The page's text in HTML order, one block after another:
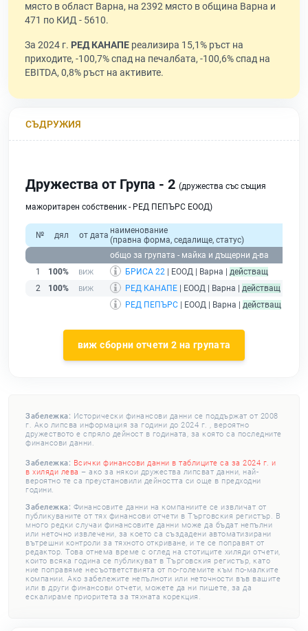
място в област Варна, на 2392 място в община Варна и
471 по КИД - 5610.
За 2024 г. РЕД КАНАПЕ реализира 15,1% ръст на
приходите, -100,7% спад на печалбата, -100,6% спад на
EBITDA, 0,8% ръст на активите.
СЪДРУЖИЯ
Дружества от Група - 2 (дружества със същия
мажоритарен собственик - РЕД ПЕПЪРС ЕООД)
№ дял от дата наименование
(правна форма, седалище, статус)
общо за групата - майка и дъщерни д-ва
1
100% БРИСА 22 | ЕООД | Варна | действащ
2
100% РЕД КАНАПЕ | ЕООД | Варна | действащ
РЕД ПЕПЪРС | ЕООД | Варна | действащ
виж сборни отчети 2 на групата
Забележка: Исторически финансови данни се поддържат от 2008
г. Ако липсва информация за години до 2024 г. , вероятно
дружеството е спряло дейност в годината, за която са последните
финансови данни.
Забележка: Всички финансови данни в таблиците са за 2024 г. и
в хиляди лева – ако за някои дружества липсват данни, най-
вероятно те са преустановили дейността си още в предходни
години.
Забележка: Финансовите данни на компаниите се извличат от
публикуваните от тях финансови отчети в Търговския регистър. В
много редки случаи финансовите данни може да бъдат непълни
или неточно извлечени, за което са създадени автоматизирани
вътрешни контроли за тяхното откриване, и те се поправят от
редактор. Това отнема време с оглед на стотиците хиляди отчети,
които всяка година се публикуват в Търговския регистър, като
ние поправяме несъответствията от по-големите към по-малките
компании. Ако забележите непълноти или неточности във вашите
или в други финансови отчети, можете да ни пишете, за да
ескалираме приоритета за тяхната корекция.